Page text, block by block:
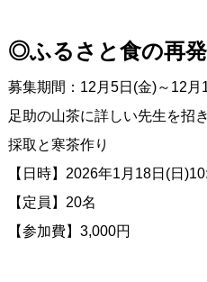
◎ふるさと食の再発
募集期間：12月5日(金)～12月
足助の山茶に詳しい先生を招
採取と寒茶作り
【日時】2026年1月18日(日
【定員】20名
【参加費】3,000円